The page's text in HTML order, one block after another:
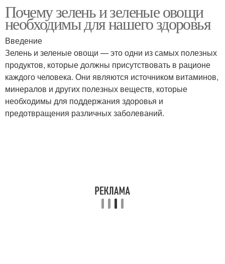
Почему зелень и зеленые овощи
необходимы для нашего здоровья
Введение
Зелень и зеленые овощи — это одни из самых полезных
продуктов, которые должны присутствовать в рационе
каждого человека. Они являются источником витаминов,
минералов и других полезных веществ, которые
необходимы для поддержания здоровья и
предотвращения различных заболеваний.